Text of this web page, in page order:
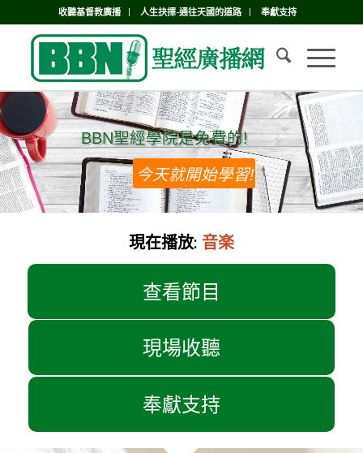
收聽基督教廣播 人生抉擇-通往天國的道路 奉獻支持
BBN聖經學院是免費的!
BBN聖經學院是免費的!
今天就開始學習!
現在播放: 音楽
查看節目
現場收聽
奉獻支持